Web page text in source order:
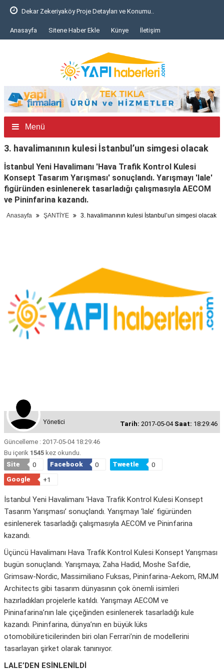
Dekar Zekeriyaköy Proje Detayları ve Konumu..
Anasayfa Sitene Haber Ekle Künye İletişim
Menü
3. havalimanının kulesi İstanbul’un simgesi olacak
İstanbul Yeni Havalimanı 'Hava Trafik Kontrol Kulesi
Konsept Tasarım Yarışması' sonuçlandı. Yarışmayı 'lale'
figüründen esinlenerek tasarladığı çalışmasıyla AECOM
ve Pininfarina kazandı.
Anasayfa ŞANTİYE 3. havalimanının kulesi İstanbul’un simgesi olacak
Yönetici Tarih: 2017-05-04 Saat: 18:29:46
Güncelleme : 2017-05-04 18:29:46
Bu içerik 1545 kez okundu.
Site
0 Facebook 0 Tweetle
0
Google
+1
İstanbul Yeni Havalimanı ‘Hava Trafik Kontrol Kulesi Konsept
Tasarım Yarışması’ sonuçlandı. Yarışmayı ‘lale’ figüründen
esinlenerek tasarladığı çalışmasıyla AECOM ve Pininfarina
kazandı.
Üçüncü Havalimanı Hava Trafik Kontrol Kulesi Konsept Yarışması
bugün sonuçlandı. Yarışmaya; Zaha Hadid, Moshe Safdie,
Grimsaw-Nordic, Massimiliano Fuksas, Pininfarina-Aekom, RMJM
Architects gibi tasarım dünyasının çok önemli isimleri
hazırladıkları projelerle katıldı. Yarışmayı AECOM ve
Pininafarina’nın lale çiçeğinden esinlenerek tasarladığı kule
kazandı. Pininfarina, dünya’nın en büyük lüks
otomobilüreticilerinden biri olan Ferrari’nin de modellerini
tasarlayan şirket olarak tanınıyor.
LALE’DEN ESİNLENİLDİ